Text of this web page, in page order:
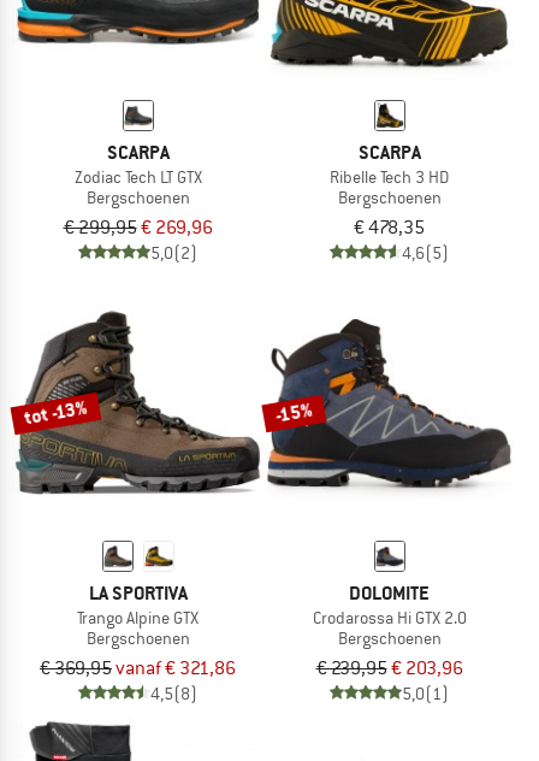
SCARPA
Zodiac Tech LT GTX
Bergschoenen
€ 299,95€ 269,96
5,0(2)
SCARPA
Ribelle Tech 3 HD
Bergschoenen
€ 478,35
4,6(5)
tot -13%
LA SPORTIVA
Trango Alpine GTX
Bergschoenen
€ 369,95vanaf € 321,86
4,5(8)
-15%
DOLOMITE
Crodarossa Hi GTX 2.0
Bergschoenen
€ 239,95€ 203,96
5,0(1)